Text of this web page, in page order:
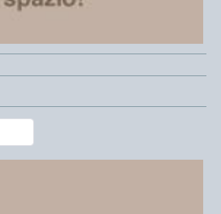
Type 2 or more characters for